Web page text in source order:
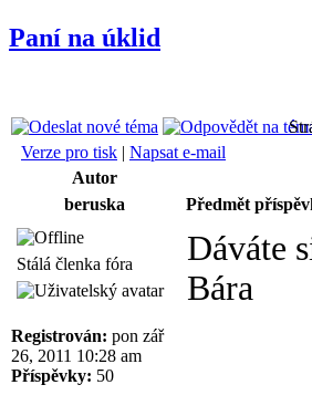
Paní na úklid
Verze pro tisk | Napsat e-mail
Autor
beruska
Předmět
Stálá členka fóra
Registrován: pon zář
26, 2011 10:28 am
Příspěvky: 50
Dáváte
Bára